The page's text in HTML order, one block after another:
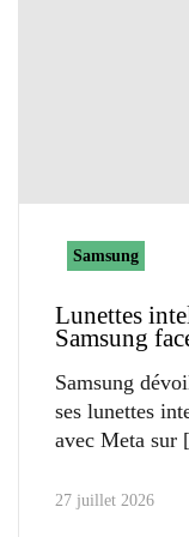
Samsung
Lunettes
Samsung
Samsung
ses lunettes
avec Meta sur
27 juillet 2026